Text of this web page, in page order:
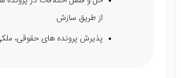
از طریق سازش
پذیرش پرونده های حقوقی،